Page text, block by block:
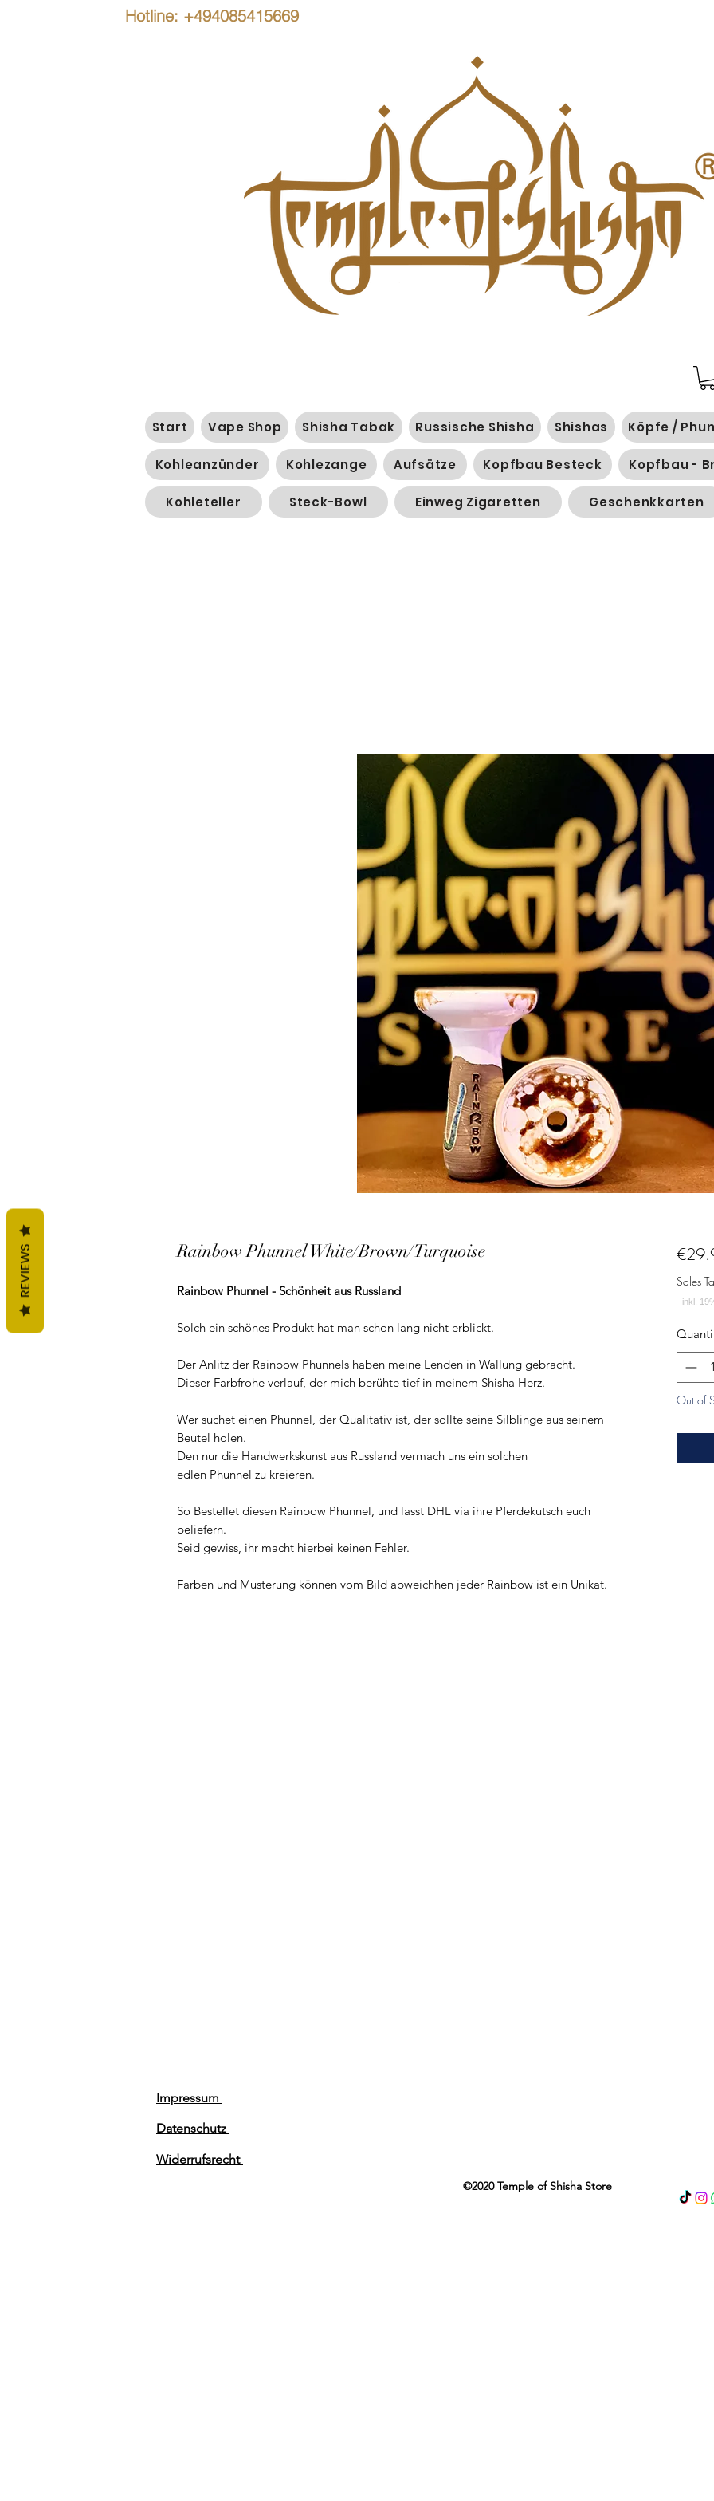
Hotline: +494085415669
Start Vape Shop Shisha Tabak Russische Shisha Shishas Köpfe /
Kohleanzünder Kohlezange Aufsätze Kopfbau Besteck Kopfbau -
Kohleteller Steck-Bowl Einweg Zigaretten Geschenkkarten
Rainbow Phunnel White/Brown/Turquoise
Rainbow Phunnel - Schönheit aus Russland
Solch ein schönes Produkt hat man schon lang nicht erblickt.
Der Anlitz der Rainbow Phunnels haben meine Lenden in Wallung gebracht.
Dieser Farbfrohe verlauf, der mich berühte tief in meinem Shisha Herz.
Wer suchet einen Phunnel, der Qualitativ ist, der sollte seine Silblinge aus seinem
Beutel holen.
Den nur die Handwerkskunst aus Russland vermach uns ein solchen
edlen Phunnel zu kreieren.
So Bestellet diesen Rainbow Phunnel, und lasst DHL via ihre Pferdekutsch euch
beliefern.
Seid gewiss, ihr macht hierbei keinen Fehler.
Farben und Musterung können vom Bild abweichhen jeder Rainbow ist ein Unikat.
Sales
Out of
Impressum
Datenschutz
Widerrufsrecht
©2020 Temple of Shisha Store
REVIEWS